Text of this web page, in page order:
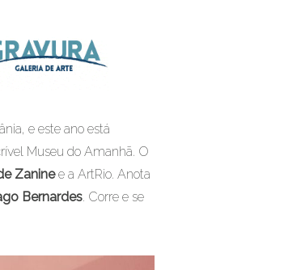
e este ano está
Museu do Amanhã. O
Zaninee a ArtRio. Anota
Bernardes. Corre e se